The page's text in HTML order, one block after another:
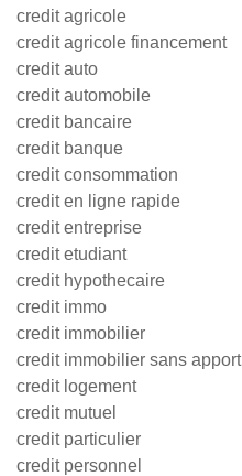
credit agricole
credit agricole financement
credit auto
credit automobile
credit bancaire
credit banque
credit consommation
credit en ligne rapide
credit entreprise
credit etudiant
credit hypothecaire
credit immo
credit immobilier
credit immobilier sans apport
credit logement
credit mutuel
credit particulier
credit personnel